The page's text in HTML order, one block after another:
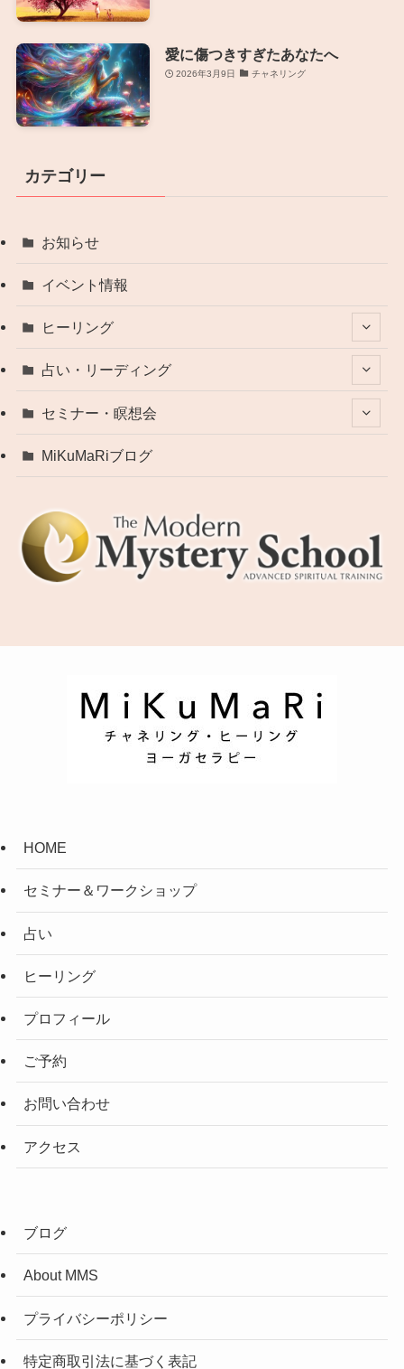
愛に傷つきすぎたあなたへ
2026年3月9日 チャネリング
カテゴリー
お知らせ
イベント情報
ヒーリング
占い・リーディング
セミナー・瞑想会
MiKuMaRiブログ
HOME
セミナー＆ワークショップ
占い
ヒーリング
プロフィール
ご予約
お問い合わせ
アクセス
ブログ
About MMS
プライバシーポリシー
特定商取引法に基づく表記